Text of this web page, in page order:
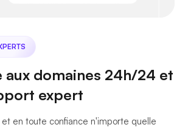
aux domaines 24h/24 et
expert
en toute confiance n'importe quelle